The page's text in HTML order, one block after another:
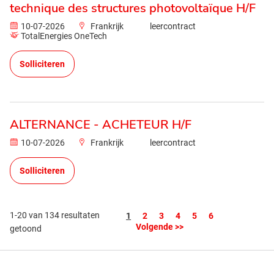
technique des structures photovoltaïque H/F
10-07-2026 Frankrijk
leercontract
TotalEnergies OneTech
Solliciteren
ALTERNANCE - ACHETEUR H/F
10-07-2026 Frankrijk leercontract
Solliciteren
1-20 van 134 resultaten
getoond
Pagina
1 2 3 4 5
6
Volgende >>